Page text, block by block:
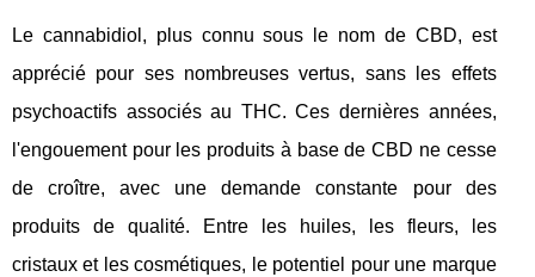
Le cannabidiol, plus connu sous le nom de CBD, est
apprécié pour ses nombreuses vertus, sans les effets
psychoactifs associés au THC. Ces dernières années,
l'engouement pour les produits à base de CBD ne cesse
de croître, avec une demande constante pour des
produits de qualité. Entre les huiles, les fleurs, les
cristaux et les cosmétiques, le potentiel pour une marque